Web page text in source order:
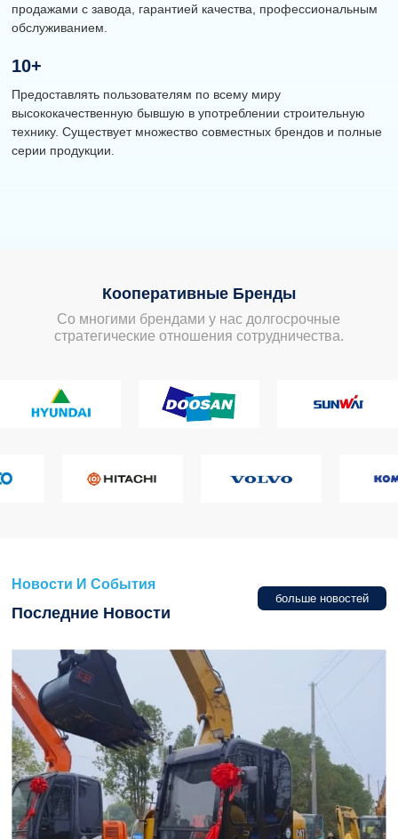
продажами с завода, гарантией качества, профессиональным
обслуживанием.
10+
Предоставлять пользователям по всему миру
высококачественную бывшую в употреблении строительную
технику. Существует множество совместных брендов и полные
серии продукции.
Кооперативные Бренды
Со многими брендами у нас долгосрочные
стратегические отношения сотрудничества.
Новости И События
Последние Новости
больше новостей